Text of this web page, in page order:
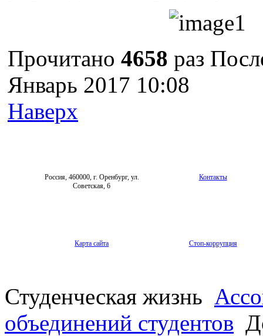
Прочитано 4658 раз
Январь 2017 10:08
Наверх
Россия, 460000, г. Оренбург, ул.
Советская, 6
Контакты
Карта сайта Стоп-коррупция
Студенческая жизнь
объединений студентов